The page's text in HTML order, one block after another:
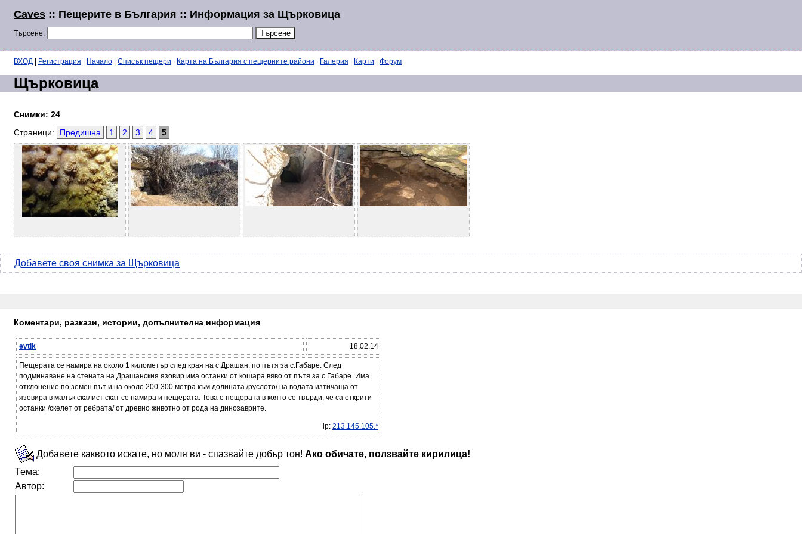
Caves :: Пещерите в България :: Информация за Щърковица
Търсене:
ВХОД Регистрация Начало Списък пещери Карта на България с пещерните райони Галерия Карти Форум
Щърковица
Снимки: 24
Страници:
Предишна 1 2 3 4 5
Добавете своя снимка за Щърковица
Коментари, разкази, истории, допълнителна информация
evtik 18.02.14
Пещерата се намира на около 1 километър след края на с.Драшан, по пътя за с.Габаре. След
подминаване на стената на Драшанския язовир има останки от кошара вяво от пътя за с.Габаре. Има
отклонение по земен път и на около 200-300 метра към долината /руслото/ на водата изтичаща от
язовира в малък скалист скат се намира и пещерата. Това е пещерата в която се твърди, че са открити
останки /скелет от ребрата/ от древно животно от рода на динозаврите.
ip: 213.145.105.*
Добавете каквото искате, но моля ви - спазвайте добър тон! Ако обичате, ползвайте кирилица!
Тема:
Автор: